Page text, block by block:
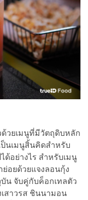
วยเมนูที่มีวัตถุดิบหลัก
ป็นเมนูสิ้นคิดสำหรับ
ด้อย่างไร สำหรับเมนู
ย่อยด้วยแจงลอนกุ้ง
น จับคู่กับค็อกเทลตัว
เสาวรส ชินนามอน